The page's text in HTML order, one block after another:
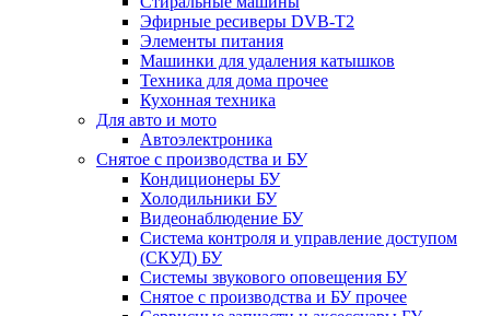
Эфирные ресиверы DVB-T2
Элементы питания
Машинки для удаления катышков
Техника для дома прочее
Кухонная техника
Для авто и мото
Автоэлектроника
Снятое с производства и БУ
Кондиционеры БУ
Холодильники БУ
Видеонаблюдение БУ
Система контроля и управление доступом
(СКУД) БУ
Системы звукового оповещения БУ
Снятое с производства и БУ прочее